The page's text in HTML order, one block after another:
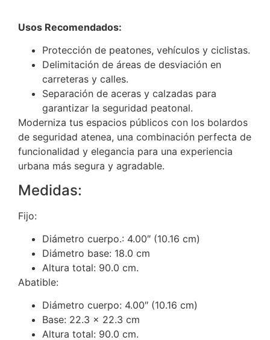
Usos Recomendados:
Protección de peatones, vehículos y ciclistas.
Delimitación de áreas de desviación en
carreteras y calles.
Separación de aceras y calzadas para
garantizar la seguridad peatonal.
Moderniza tus espacios públicos con los bolardos
de seguridad atenea, una combinación perfecta de
funcionalidad y elegancia para una experiencia
urbana más segura y agradable.
Medidas:
Fijo:
Diámetro cuerpo.: 4.00″ (10.16 cm)
Diámetro base: 18.0 cm
Altura total: 90.0 cm.
Abatible:
Diámetro cuerpo: 4.00″ (10.16 cm)
Base: 22.3 x 22.3 cm
Altura total: 90.0 cm.